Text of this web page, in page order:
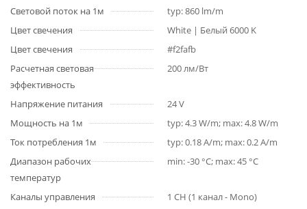
Световой поток на 1м
typ: 860 lm/m
Цвет свечения
White | Белый 6000 K
Цвет свечения
#f2fafb
Расчетная световая
эффективность
200 лм/Вт
Напряжение питания
24 V
Мощность на 1м
typ: 4.3 W/m; max: 4.8 W/m
Ток потребления 1м
typ: 0.18 A/m; max: 0.2 A/m
Диапазон рабочих
температур
min: -30 °C; max: 45 °C
Каналы управления
1 CH (1 канал - Mono)